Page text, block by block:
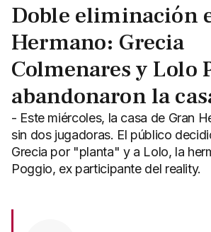
Doble eliminación
Hermano: Grecia
Colmenares y Lolo
abandonaron la
- Este miércoles, la casa de Gran
sin dos jugadoras. El público
Grecia por "planta" y a Lolo, la
Poggio, ex participante del reality.